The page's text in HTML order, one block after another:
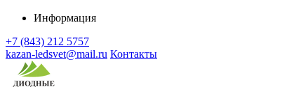
Информация
+7 (843) 212 5757
kazan-ledsvet@mail.ru Контакты